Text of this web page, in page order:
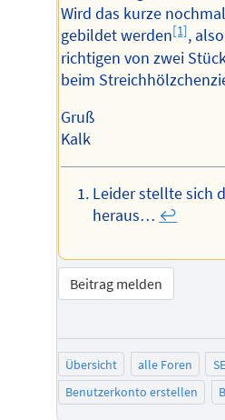
Wird das kurze
gebildet werden[1],
richtigen von zwei
beim
Gruß
Kalk
Leider stellte sich
heraus… ↩︎
Beitrag melden
Übersicht alle Foren
Benutzerkonto erstellen